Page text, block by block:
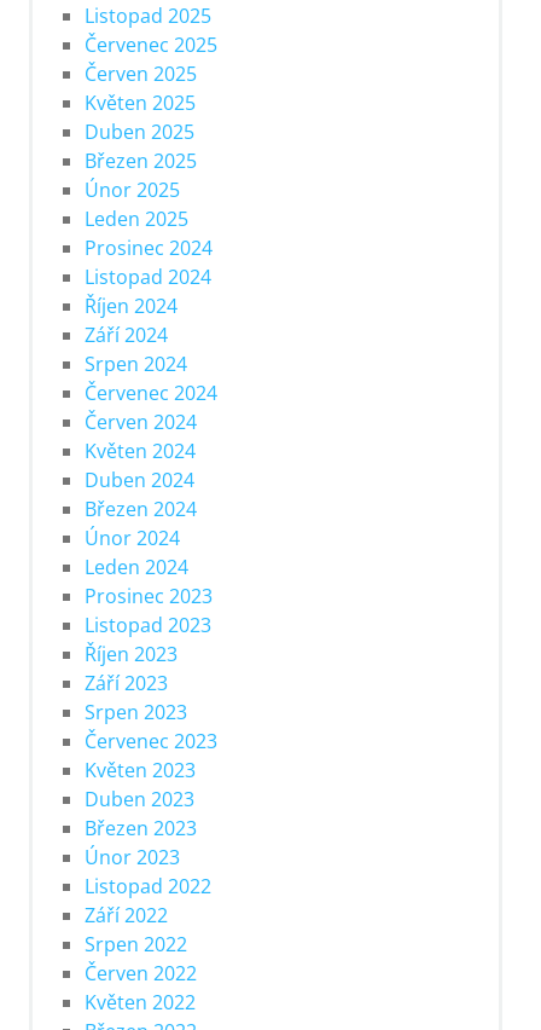
Listopad 2025
Červenec 2025
Červen 2025
Květen 2025
Duben 2025
Březen 2025
Únor 2025
Leden 2025
Prosinec 2024
Listopad 2024
Říjen 2024
Září 2024
Srpen 2024
Červenec 2024
Červen 2024
Květen 2024
Duben 2024
Březen 2024
Únor 2024
Leden 2024
Prosinec 2023
Listopad 2023
Říjen 2023
Září 2023
Srpen 2023
Červenec 2023
Květen 2023
Duben 2023
Březen 2023
Únor 2023
Listopad 2022
Září 2022
Srpen 2022
Červen 2022
Květen 2022